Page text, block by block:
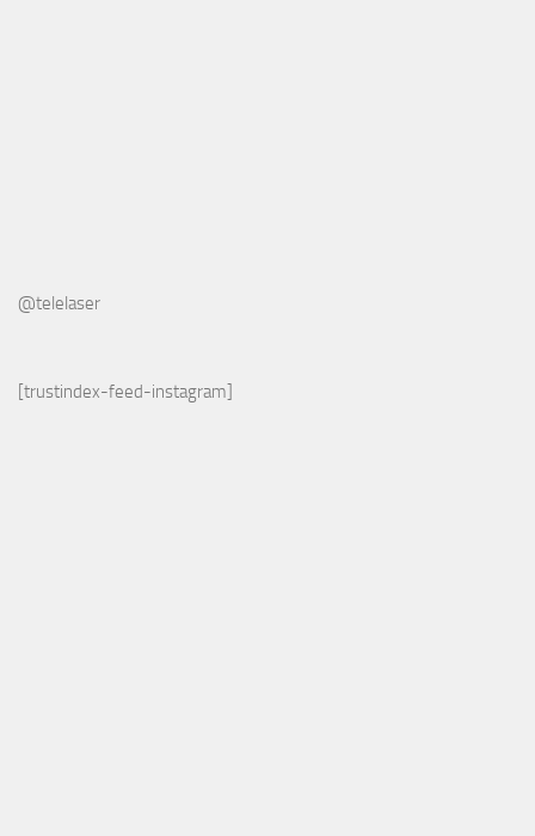
@telelaser
[trustindex-feed-instagram]